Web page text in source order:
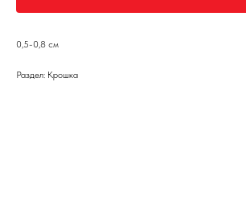
0,5-0,8 см
Раздел: Крошка